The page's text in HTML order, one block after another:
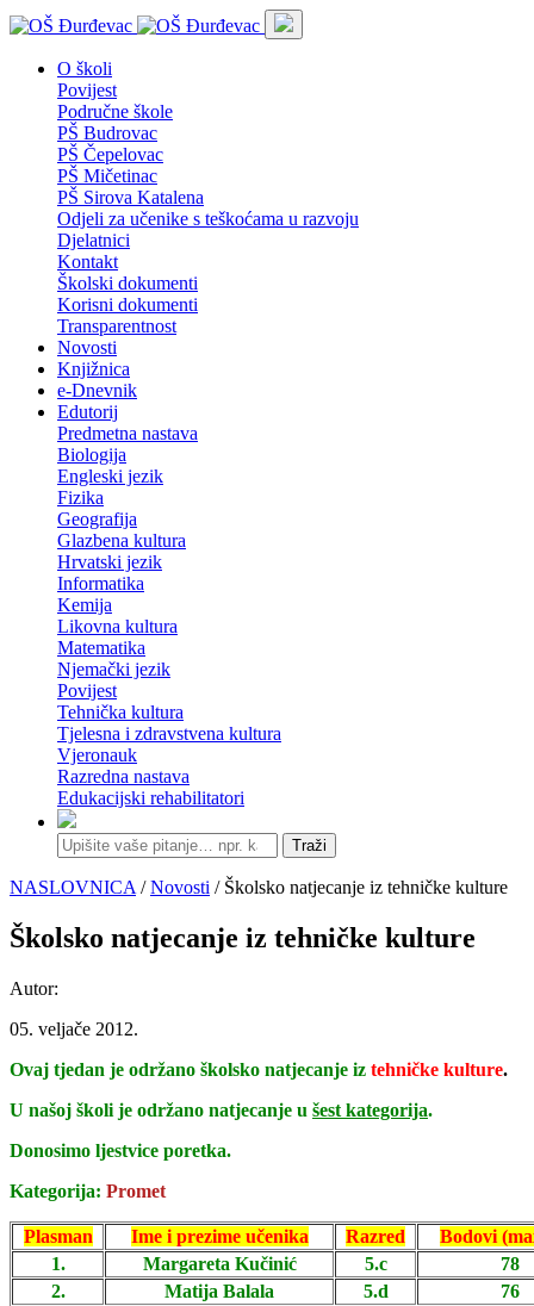
O školi
Povijest
Područne škole
PŠ Budrovac
PŠ Čepelovac
PŠ Mičetinac
PŠ Sirova Katalena
Odjeli za učenike s teškoćama u razvoju
Djelatnici
Kontakt
Školski dokumenti
Korisni dokumenti
Transparentnost
Novosti
Knjižnica
e-Dnevnik
Edutorij
Predmetna nastava
Biologija
Engleski jezik
Fizika
Geografija
Glazbena kultura
Hrvatski jezik
Informatika
Kemija
Likovna kultura
Matematika
Njemački jezik
Povijest
Tehnička kultura
Tjelesna i zdravstvena kultura
Vjeronauk
Razredna nastava
Edukacijski rehabilitatori
Traži
NASLOVNICA /Novosti / Školsko natjecanje iz tehničke kulture
Školsko natjecanje iz tehničke kulture
Autor:
05. veljače 2012.
Ovaj tjedan je održano školsko natjecanje iz tehničke kulture.
U našoj školi je održano natjecanje u šest kategorija.
Donosimo ljestvice poretka.
Kategorija: Promet
Plasman Ime i prezime učenika Razred
Bodovi
1.
Margareta Kučinić 5.c
78
2.
Matija Balala 5.d
76